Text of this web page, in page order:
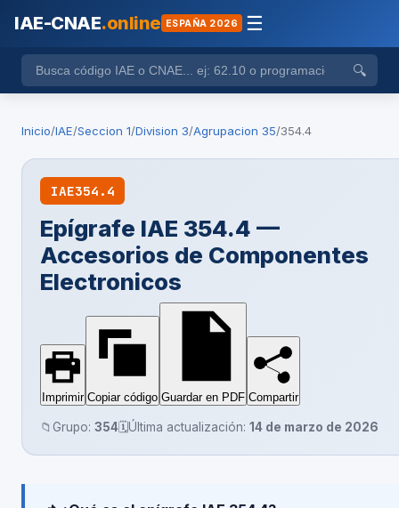
IAE-CNAE.online ESPAÑA 2026 ☰
🔍
Inicio/IAE/Seccion 1/Division 3/Agrupacion 35/354.4
IAE354.4
Epígrafe IAE 354.4 —
Accesorios de Componentes
Electronicos
Imprimir Copiar código Guardar en PDF Compartir
📁 Grupo: 354🗓️Última actualización: 14 de marzo de 2026